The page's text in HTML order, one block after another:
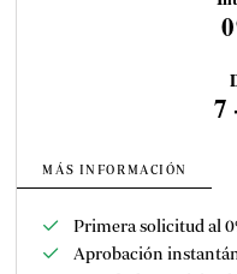
7
MÁS INFORMACIÓN
Primera solicitud al
Aprobación